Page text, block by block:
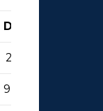
D
2
9